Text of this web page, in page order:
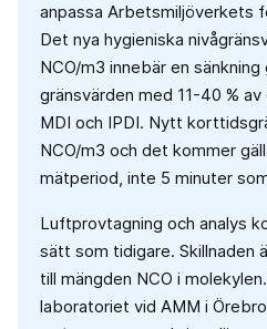
anpassa Arbetsmiljöverkets
Det nya hygieniska
NCO/m3 innebär en
gränsvärden med 11-40 %
MDI och IPDI. Nytt
NCO/m3 och det kommer
mätperiod, inte 5 minuter
Luftprovtagning och analys
sätt som tidigare. Skillnaden
till mängden NCO i
laboratoriet vid AMM i